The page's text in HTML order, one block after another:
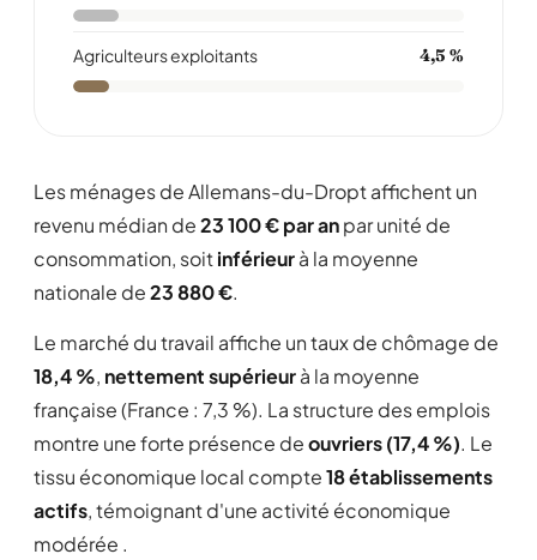
Agriculteurs exploitants 4,5 %
Les ménages de Allemans-du-Dropt affichent un
revenu médian de23 100 € par anpar unité de
consommation, soitinférieurà la moyenne
nationale de23 880 €.
Le marché du travail affiche un taux de chômage de
18,4 %, nettement supérieurà la moyenne
française (France : 7,3 %). La structure des emplois
montre une forte présence deouvriers (17,4 %). Le
tissu économique local compte18 établissements
actifs, témoignant d'une activité économique
modérée .